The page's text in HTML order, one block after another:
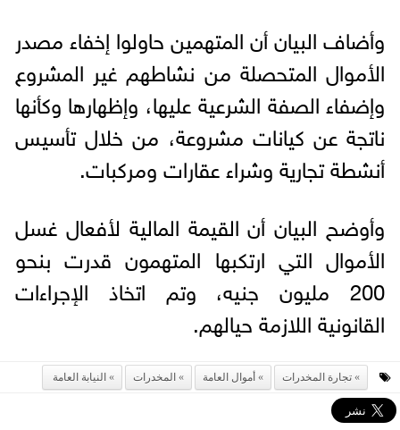
وأضاف البيان أن المتهمين حاولوا إخفاء مصدر
الأموال المتحصلة من نشاطهم غير المشروع
وإضفاء الصفة الشرعية عليها، وإظهارها وكأنها
ناتجة عن كيانات مشروعة، من خلال تأسيس
أنشطة تجارية وشراء عقارات ومركبات.
وأوضح البيان أن القيمة المالية لأفعال غسل
الأموال التي ارتكبها المتهمون قدرت بنحو
200 مليون جنيه، وتم اتخاذ الإجراءات
القانونية اللازمة حيالهم.
تجارة المخدرات أموال العامة المخدرات النيابة العامة